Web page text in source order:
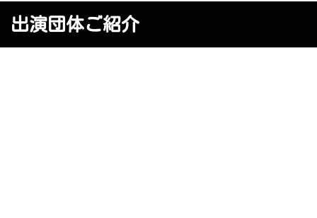
出演団体ご紹介